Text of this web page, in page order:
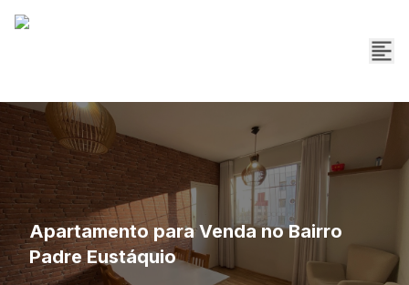
Apartamento para Venda no Bairro
Padre Eustáquio